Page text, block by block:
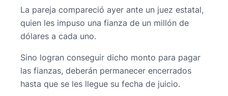
La pareja compareció ayer ante un juez estatal,
quien les impuso una fianza de un millón de
dólares a cada uno.
Sino logran conseguir dicho monto para pagar
las fianzas, deberán permanecer encerrados
hasta que se les llegue su fecha de juicio.